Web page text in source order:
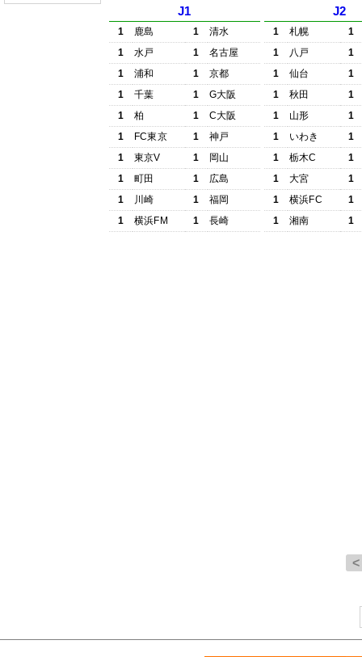
J1
1 鹿島 1
清水
1
水戸 1
名古屋
1
浦和 1
京都
1
千葉 1
G大阪
1
柏 1
C大阪
1
FC東京 1
神戸
1
東京V 1
岡山
1
町田 1
広島
1
川崎 1
福岡
1
横浜FM 1 長崎
J2
1 札幌
1
1
八戸
1
1
仙台
1
1
秋田
1
1
山形
1
1
いわき
1
1
栃木C
1
1
大宮
1
1
横浜FC
1
1
湘南 1